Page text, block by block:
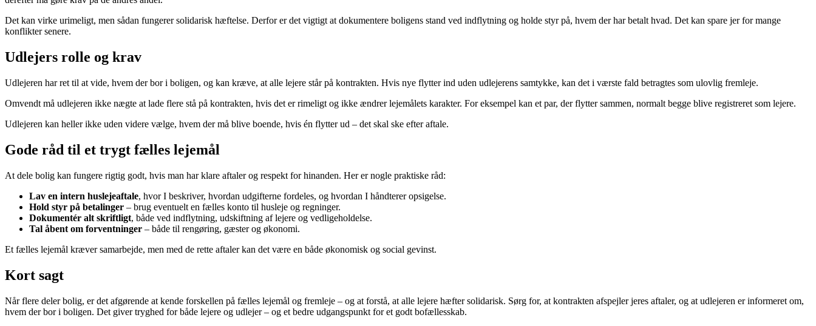
Det kan virke urimeligt, men sådan fungerer solidarisk hæftelse. Derfor er det vigtigt at dokumentere boligens stand ved indflytning og holde styr på, hvem der har betalt hvad. Det kan spare jer for mange
konflikter senere.
Udlejers rolle og krav
Udlejeren har ret til at vide, hvem der bor i boligen, og kan kræve, at alle lejere står på kontrakten. Hvis nye flytter ind uden udlejerens samtykke, kan det i værste fald betragtes som ulovlig fremleje.
Omvendt må udlejeren ikke nægte at lade flere stå på kontrakten, hvis det er rimeligt og ikke ændrer lejemålets karakter. For eksempel kan et par, der flytter sammen, normalt begge blive registreret som lejere.
Udlejeren kan heller ikke uden videre vælge, hvem der må blive boende, hvis én flytter ud – det skal ske efter aftale.
Gode råd til et trygt fælles lejemål
At dele bolig kan fungere rigtig godt, hvis man har klare aftaler og respekt for hinanden. Her er nogle praktiske råd:
Lav en intern huslejeaftale, hvor I beskriver, hvordan udgifterne fordeles, og hvordan I håndterer opsigelse.
Hold styr på betalinger – brug eventuelt en fælles konto til husleje og regninger.
Dokumentér alt skriftligt, både ved indflytning, udskiftning af lejere og vedligeholdelse.
Tal åbent om forventninger – både til rengøring, gæster og økonomi.
Et fælles lejemål kræver samarbejde, men med de rette aftaler kan det være en både økonomisk og social gevinst.
Kort sagt
Når flere deler bolig, er det afgørende at kende forskellen på fælles lejemål og fremleje – og at forstå, at alle lejere hæfter solidarisk. Sørg for, at kontrakten afspejler jeres aftaler, og at udlejeren er informeret om,
hvem der bor i boligen. Det giver tryghed for både lejere og udlejer – og et bedre udgangspunkt for et godt bofællesskab.